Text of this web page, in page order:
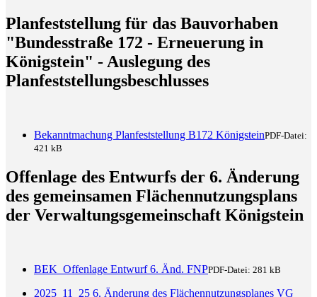
Planfeststellung für das Bauvorhaben
"Bundesstraße 172 - Erneuerung in
Königstein" - Auslegung des
Planfeststellungsbeschlusses
Bekanntmachung Planfeststellung B172 KönigsteinPDF-Datei:
421 kB
Offenlage des Entwurfs der 6. Änderung
des gemeinsamen Flächennutzungsplans
der Verwaltungsgemeinschaft Königstein
BEK_Offenlage Entwurf 6. Änd. FNPPDF-Datei: 281 kB
2025_11_25 6. Änderung des Flächennutzungsplanes VG